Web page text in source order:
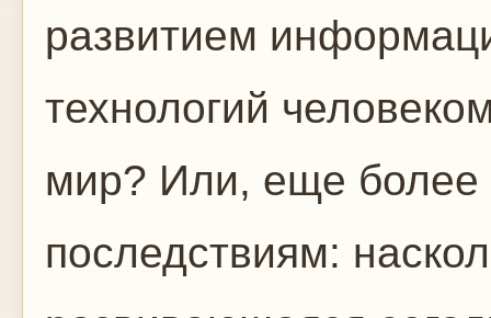
развитием
технологий
мир? Или, еще
последствиям: